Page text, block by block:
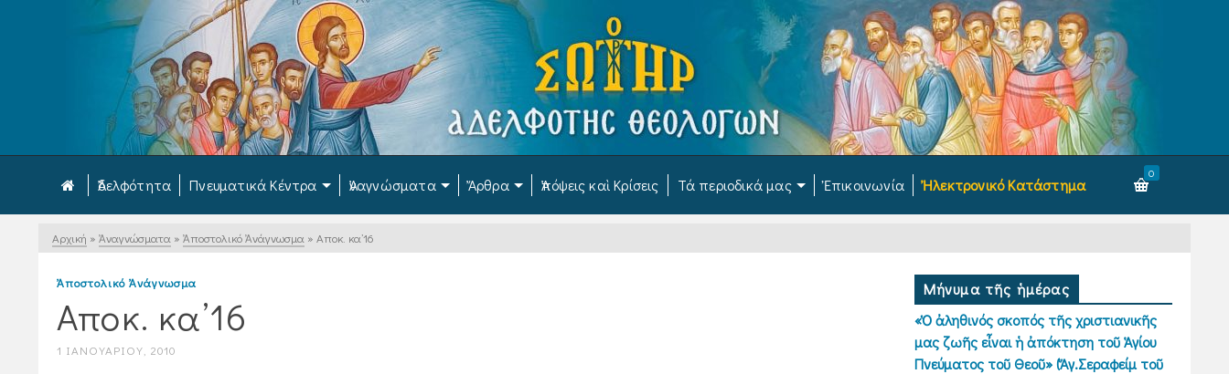
Ἀδελφότητα Πνευματικά Κέντρα Ἀναγνώσματα Ἄρθρα Ἀπόψεις καὶ Κρίσεις Τά περιοδικά μας Ἐπικοινωνία Ἠλεκτρονικό Κατάστημα
0
Αρχική » Ἀναγνώσματα » Ἀποστολικό Ἀνάγνωσμα » Αποκ. κα’16
Ἀποστολικό Ἀνάγνωσμα
Αποκ. κα’16
1 ΙΑΝΟΥΑΡΊΟΥ, 2010
Μήνυμα τῆς ἡμέρας
«Ὁ ἀληθινός σκοπός τῆς χριστιανικῆς
μας ζωῆς εἶναι ἡ ἀπόκτηση τοῦ Ἁγίου
Πνεύματος τοῦ Θεοῦ» (Ἅγ.Σεραφείμ τοῦ